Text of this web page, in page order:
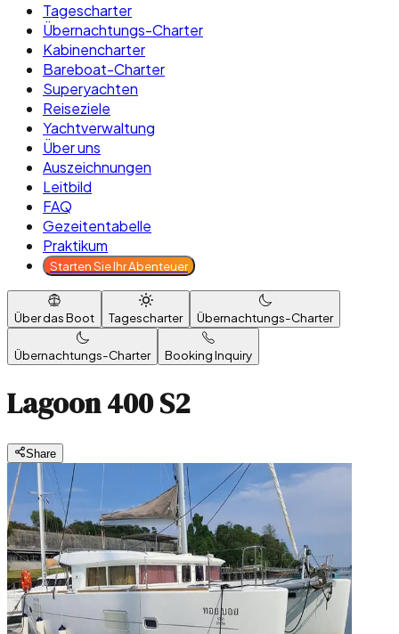
Tagescharter
Übernachtungs-Charter
Kabinencharter
Bareboat-Charter
Superyachten
Reiseziele
Yachtverwaltung
Über uns
Auszeichnungen
Leitbild
FAQ
Gezeitentabelle
Praktikum
Starten Sie Ihr Abenteuer
Über das Boot Tagescharter Übernachtungs-Charter
Übernachtungs-Charter Booking Inquiry
Lagoon 400 S2
Share